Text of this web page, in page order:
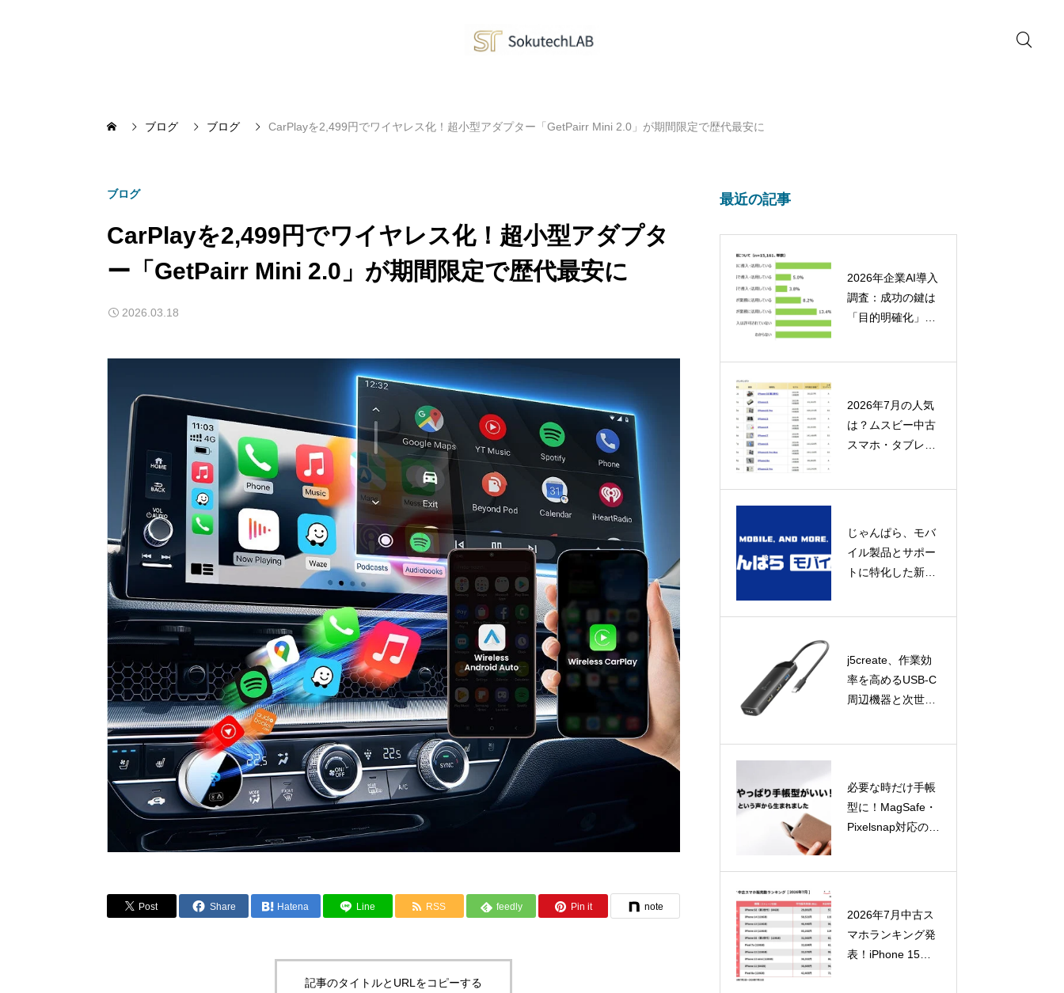
ブログ ブログ CarPlayを2,499円でワイヤレス化！超小型アダプター「GetPairr Mini 2.0」が期間限定で歴代最安に
ブログ
CarPlayを2,499円でワイヤレス化！超小型アダプタ
ー「GetPairr Mini 2.0」が期間限定で歴代最安に
2026.03.18
Post Share Hatena Line RSS feedly Pin it note
記事のタイトルとURLをコピーする
最近の記事
2026年企業AI導入
調査：成功の鍵は
「目的明確化」と
2026年7月の人気
は？ムスビー中古
スマホ・タブレッ
じゃんぱら、モバ
イル製品とサポー
トに特化した新コ
j5create、作業効
率を高めるUSB-C
周辺機器と次世代
必要な時だけ手帳
型に！MagSafe・
Pixelsnap対応の着
2026年7月中古ス
マホランキング発
表！iPhone 15が